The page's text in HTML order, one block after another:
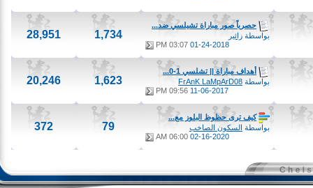
حصرياً صور مباراة تشيلسي ضد...
بواسطةزائير
01-24-2018
03:07 PM
1,734
28,951
أهداف مباراة || تشلسي 1-0...
بواسطةFrAnK LaMpArD08
11-06-2017
09:56 PM
1,623
20,246
كيف ترى حظوظ البلوز مع...
بواسطةالسكون الصاخب
02-16-2020
06:00 AM
372